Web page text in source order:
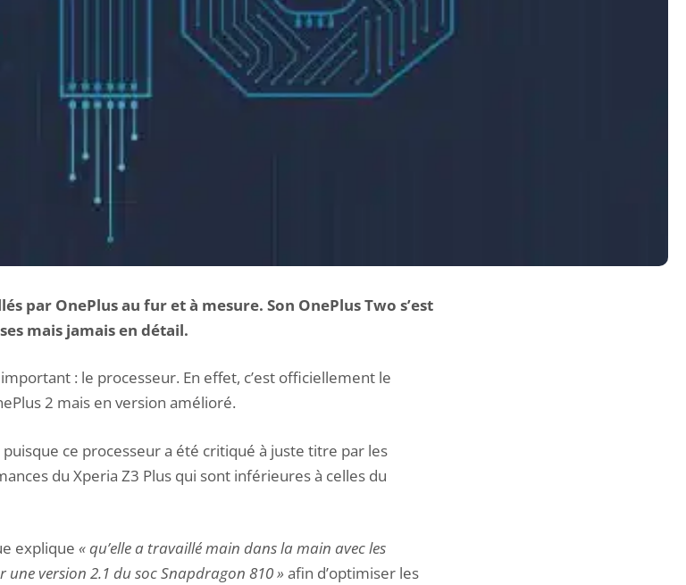
par OnePlus au fur et à mesure. Son OnePlus Two s’est
mais jamais en détail.
: le processeur. En effet, c’est officiellement le
2 mais en version amélioré.
ce processeur a été critiqué à juste titre par les
du Xperia Z3 Plus qui sont inférieures à celles du
explique « qu’elle a travaillé main dans la main avec les
version 2.1 du soc Snapdragon 810 »afin d’optimiser les